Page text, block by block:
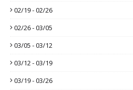
02/19 - 02/26
02/26 - 03/05
03/05 - 03/12
03/12 - 03/19
03/19 - 03/26